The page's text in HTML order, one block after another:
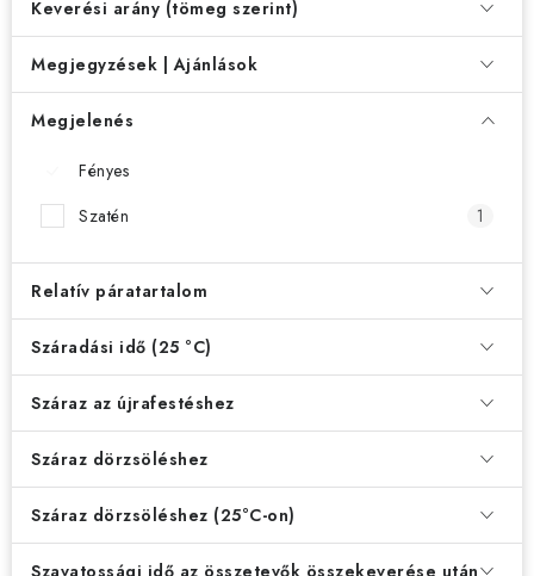
Keverési arány (tömeg szerint)
Megjegyzések | Ajánlások
Megjelenés
Fényes
Szatén
1
Relatív páratartalom
Száradási idő (25 °C)
Száraz az újrafestéshez
Száraz dörzsöléshez
Száraz dörzsöléshez (25°C-on)
Szavatossági idő az összetevők összekeverése után